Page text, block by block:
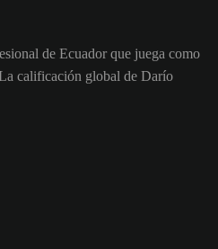
de Ecuador que juega como
calificación global de Darío